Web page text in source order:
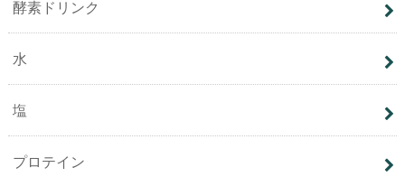
酵素ドリンク
水
塩
プロテイン